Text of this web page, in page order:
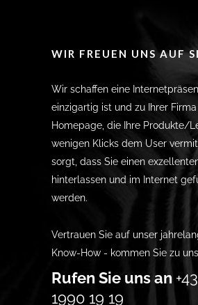
WIR FREUEN UNS AUF
Wir schaffen eine
einzigartig ist und zu Ihrer
Homepage, die Ihre Produkte/
wenigen Klicks dem User
sorgt, dass Sie einen
hinterlassen und im Internet
werden.
Vertrauen Sie auf unser
Know-How - kommen Sie zu
Rufen Sie uns an
1990 19 19